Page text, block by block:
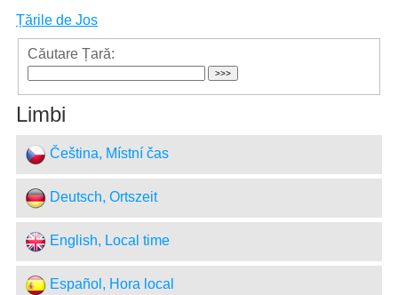
Țările de Jos
Căutare Țară:
Limbi
Čeština, Místní čas
Deutsch, Ortszeit
English, Local time
Español, Hora local